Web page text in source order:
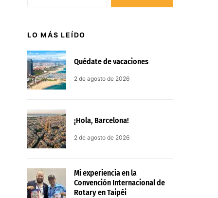
LO MÁS LEÍDO
Quédate de vacaciones
2 de agosto de 2026
¡Hola, Barcelona!
2 de agosto de 2026
Mi experiencia en la
Convención Internacional de
Rotary en Taipéi